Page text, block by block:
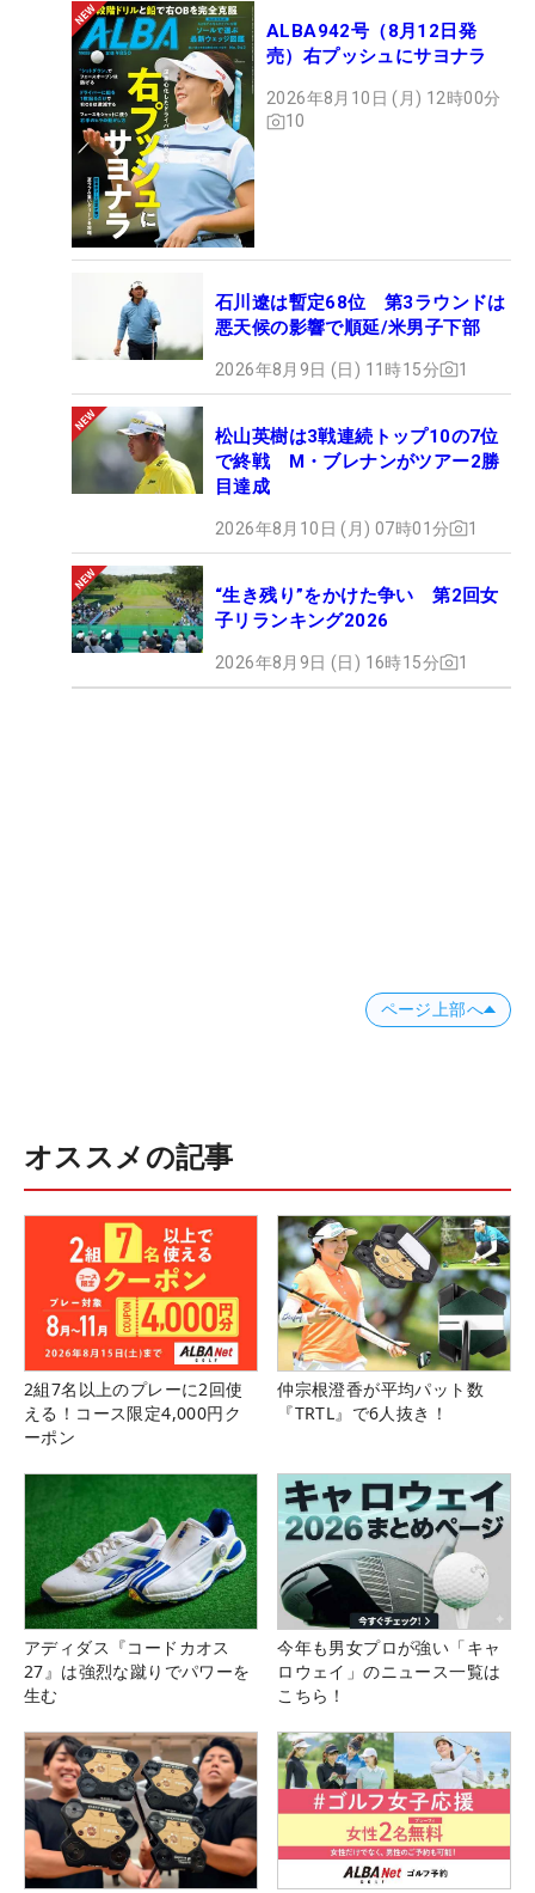
ALBA942号（8月12日発
売）右プッシュにサヨナラ
2026年8月10日 (月) 12時00分
10
石川遼は暫定68位 第3ラウンドは
悪天候の影響で順延/米男子下部
2026年8月9日 (日) 11時15分 1
松山英樹は3戦連続トップ10の7位
で終戦 M・ブレナンがツアー2勝
目達成
2026年8月10日 (月) 07時01分 1
“生き残り”をかけた争い 第2回女
子リランキング2026
2026年8月9日 (日) 16時15分 1
ページ上部へ
オススメの記事
2組7名以上のプレーに2回使
える！コース限定4,000円ク
ーポン
仲宗根澄香が平均パット数
『TRTL』で6人抜き！
アディダス『コードカオス
27』は強烈な蹴りでパワーを
生む
今年も男女プロが強い「キャ
ロウェイ」のニュース一覧は
こちら！